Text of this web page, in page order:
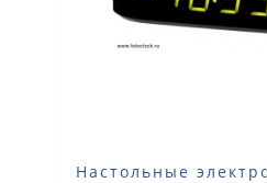
Настольные